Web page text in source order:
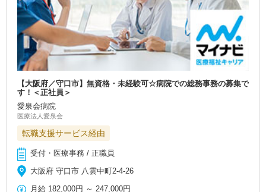
【大阪府／守口市】無資格・未経験可☆病院での総務事務の募集で
す！＜正社員＞
愛泉会病院
医療法人愛泉会
転職支援サービス経由
受付・医療事務 / 正職員
大阪府 守口市 八雲中町2-4-26
月給 182,000円 ～ 247,000円